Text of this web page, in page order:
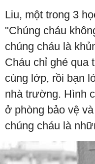
Liu, một trong 3
"Chúng cháu
chúng cháu là
Cháu chỉ ghé qua
cùng lớp, rồi bạn
nhà trường. Hình
ở phòng bảo vệ
chúng cháu là